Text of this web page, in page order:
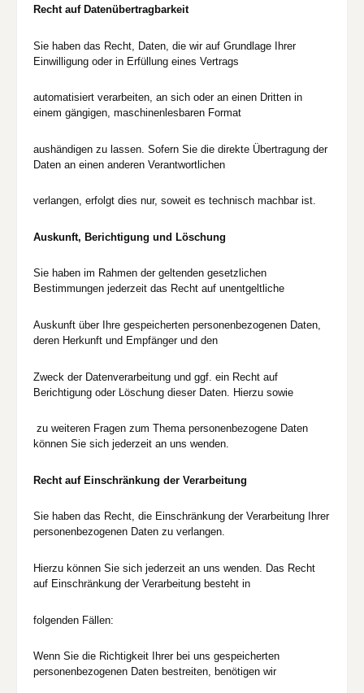
Recht auf Datenübertragbarkeit
Sie haben das Recht, Daten, die wir auf Grundlage Ihrer
Einwilligung oder in Erfüllung eines Vertrags
automatisiert verarbeiten, an sich oder an einen Dritten in
einem gängigen, maschinenlesbaren Format
aushändigen zu lassen. Sofern Sie die direkte Übertragung der
Daten an einen anderen Verantwortlichen
verlangen, erfolgt dies nur, soweit es technisch machbar ist.
Auskunft, Berichtigung und Löschung
Sie haben im Rahmen der geltenden gesetzlichen
Bestimmungen jederzeit das Recht auf unentgeltliche
Auskunft über Ihre gespeicherten personenbezogenen Daten,
deren Herkunft und Empfänger und den
Zweck der Datenverarbeitung und ggf. ein Recht auf
Berichtigung oder Löschung dieser Daten. Hierzu sowie
zu weiteren Fragen zum Thema personenbezogene Daten
können Sie sich jederzeit an uns wenden.
Recht auf Einschränkung der Verarbeitung
Sie haben das Recht, die Einschränkung der Verarbeitung Ihrer
personenbezogenen Daten zu verlangen.
Hierzu können Sie sich jederzeit an uns wenden. Das Recht
auf Einschränkung der Verarbeitung besteht in
folgenden Fällen:
Wenn Sie die Richtigkeit Ihrer bei uns gespeicherten
personenbezogenen Daten bestreiten, benötigen wir